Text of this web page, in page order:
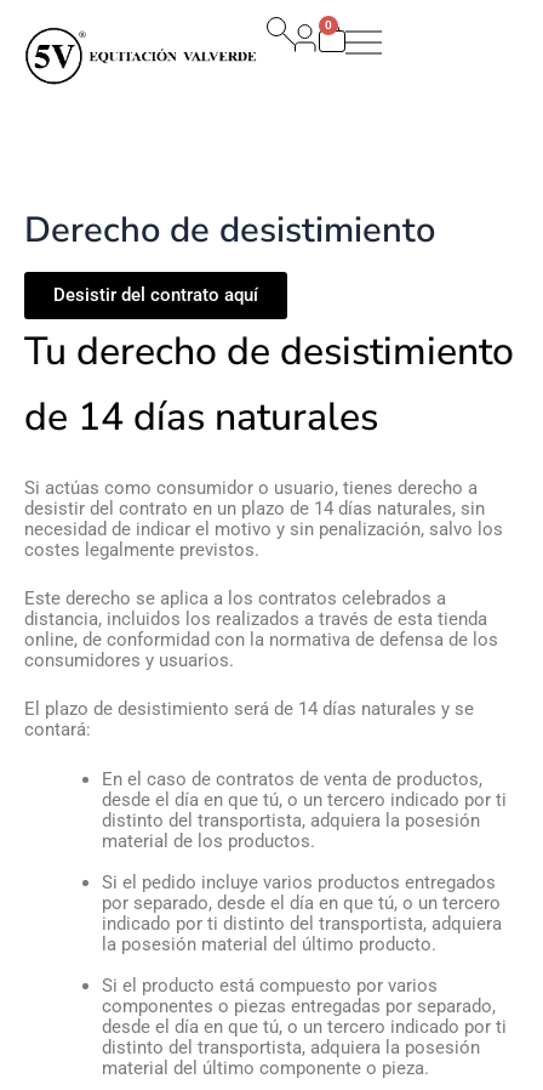
contenido
0
Carrito
Derecho de desistimiento
Desistir del contrato aquí
Tu derecho de desistimiento
de 14 días naturales
Si actúas como consumidor o usuario, tienes derecho a
desistir del contrato en un plazo de 14 días naturales, sin
necesidad de indicar el motivo y sin penalización, salvo los
costes legalmente previstos.
Este derecho se aplica a los contratos celebrados a
distancia, incluidos los realizados a través de esta tienda
online, de conformidad con la normativa de defensa de los
consumidores y usuarios.
El plazo de desistimiento será de 14 días naturales y se
contará:
En el caso de contratos de venta de productos,
desde el día en que tú, o un tercero indicado por ti
distinto del transportista, adquiera la posesión
material de los productos.
Si el pedido incluye varios productos entregados
por separado, desde el día en que tú, o un tercero
indicado por ti distinto del transportista, adquiera
la posesión material del último producto.
Si el producto está compuesto por varios
componentes o piezas entregadas por separado,
desde el día en que tú, o un tercero indicado por ti
distinto del transportista, adquiera la posesión
material del último componente o pieza.